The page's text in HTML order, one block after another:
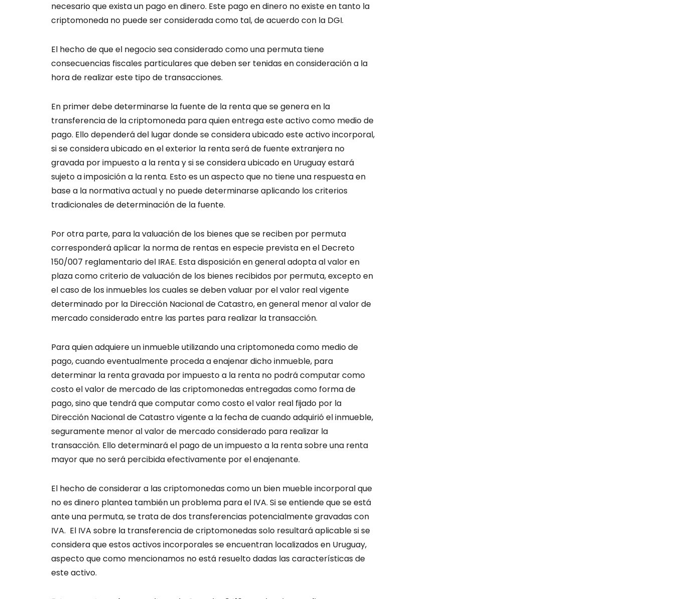
necesario que exista un pago en dinero. Este pago en dinero no existe en tanto la
criptomoneda no puede ser considerada como tal, de acuerdo con la DGI.
El hecho de que el negocio sea considerado como una permuta tiene
consecuencias fiscales particulares que deben ser tenidas en consideración a la
hora de realizar este tipo de transacciones.
En primer debe determinarse la fuente de la renta que se genera en la
transferencia de la criptomoneda para quien entrega este activo como medio de
pago. Ello dependerá del lugar donde se considera ubicado este activo incorporal,
si se considera ubicado en el exterior la renta será de fuente extranjera no
gravada por impuesto a la renta y si se considera ubicado en Uruguay estará
sujeto a imposición a la renta. Esto es un aspecto que no tiene una respuesta en
base a la normativa actual y no puede determinarse aplicando los criterios
tradicionales de determinación de la fuente.
Por otra parte, para la valuación de los bienes que se reciben por permuta
corresponderá aplicar la norma de rentas en especie prevista en el Decreto
150/007 reglamentario del IRAE. Esta disposición en general adopta al valor en
plaza como criterio de valuación de los bienes recibidos por permuta, excepto en
el caso de los inmuebles los cuales se deben valuar por el valor real vigente
determinado por la Dirección Nacional de Catastro, en general menor al valor de
mercado considerado entre las partes para realizar la transacción.
Para quien adquiere un inmueble utilizando una criptomoneda como medio de
pago, cuando eventualmente proceda a enajenar dicho inmueble, para
determinar la renta gravada por impuesto a la renta no podrá computar como
costo el valor de mercado de las criptomonedas entregadas como forma de
pago, sino que tendrá que computar como costo el valor real fijado por la
Dirección Nacional de Catastro vigente a la fecha de cuando adquirió el inmueble,
seguramente menor al valor de mercado considerado para realizar la
transacción. Ello determinará el pago de un impuesto a la renta sobre una renta
mayor que no será percibida efectivamente por el enajenante.
El hecho de considerar a las criptomonedas como un bien mueble incorporal que
no es dinero plantea también un problema para el IVA. Si se entiende que se está
ante una permuta, se trata de dos transferencias potencialmente gravadas con
IVA. El IVA sobre la transferencia de criptomonedas solo resultará aplicable si se
considera que estos activos incorporales se encuentran localizados en Uruguay,
aspecto que como mencionamos no está resuelto dadas las características de
este activo.